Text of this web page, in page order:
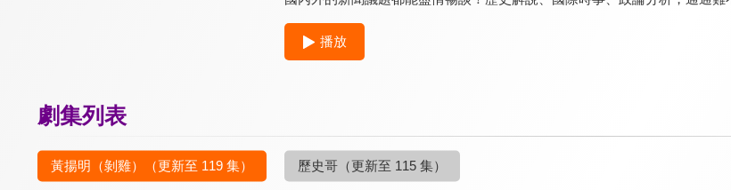
播放
劇集列表
黃揚明（剝雞） （更新至 119 集） 歷史哥 （更新至 115 集）